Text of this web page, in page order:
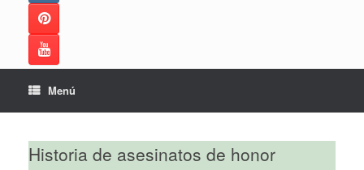
Menú
Historia de asesinatos de honor